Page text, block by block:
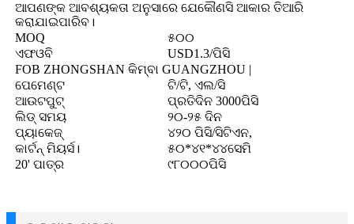
ଆପଣଙ୍କ ଆବଶ୍ୟକତା ଅନୁସାରେ ଯେକୌଣସି ଆକାର ତିଆରି
କରାଯାଇପାରିବ।
MOQ
୫୦୦
ଏଫଓବି
USD1.3/ପିସି
FOB ZHONGSHAN କିମ୍ବା GUANGZHOU |
ପେମେଣ୍ଟ
ଟି/ଟି, ଏଲ/ସି
ଆଉଟପୁଟ୍
ପ୍ରତିଦିନ 3000ପିସି
ଲିଡ୍ ସମୟ
୨୦-୨୫ ଦିନ
ପ୍ୟାକେଜ୍‍
୪୨୦ ପିସି/ସିଟିଏନ,
କାର୍ଟନ୍ ମିୟର୍ସ।
୫୦*୪୧*୪୪ସେମି
20' ପାତ୍ର
୯୮୦୦୦ପିସି